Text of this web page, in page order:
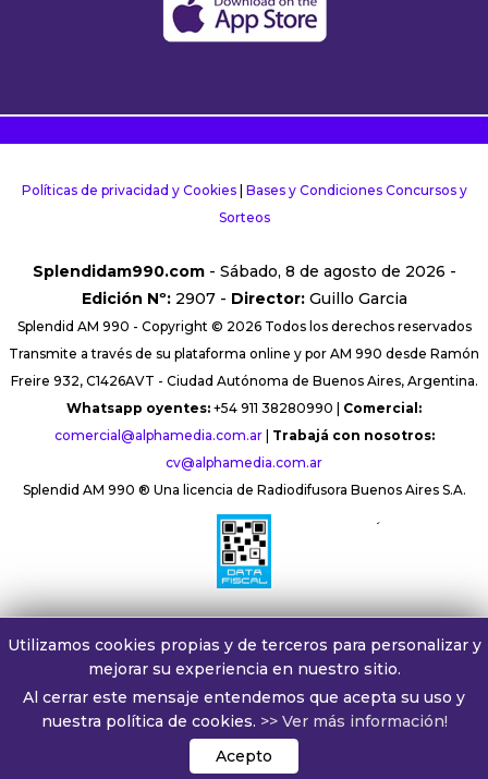
Políticas de privacidad y Cookies| Bases y Condiciones Concursos y
Sorteos
Splendidam990.com- Sábado, 8 de agosto de 2026 -
Edición Nº:2907 - Director:Guillo Garcia
Splendid AM 990 - Copyright © 2026 Todos los derechos reservados
Transmite a través de su plataforma online y por AM 990 desde Ramón
Freire 932, C1426AVT - Ciudad Autónoma de Buenos Aires, Argentina.
Whatsapp oyentes: +54 911 38280990 | Comercial:
comercial@alphamedia.com.ar| Trabajá con nosotros:
cv@alphamedia.com.ar
Splendid AM 990 ® Una licencia de Radiodifusora Buenos Aires S.A.
´
Utilizamos cookies propias y de terceros para personalizar y
mejorar su experiencia en nuestro sitio.
Al cerrar este mensaje entendemos que acepta su uso y
nuestra política de cookies. >> Ver más información!
Acepto